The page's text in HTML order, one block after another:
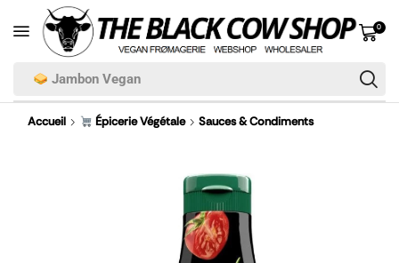
Jambon Vegan
0
Accueil Épicerie Végétale Sauces & Condiments